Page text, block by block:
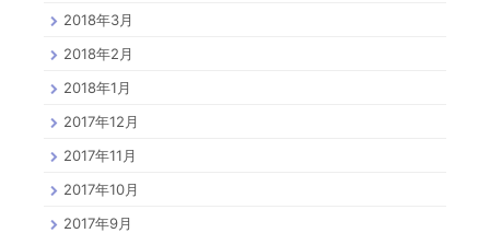
2018年3月
2018年2月
2018年1月
2017年12月
2017年11月
2017年10月
2017年9月